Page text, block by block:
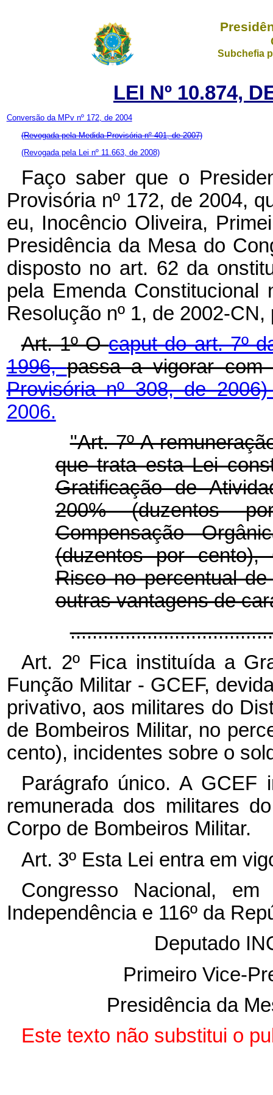
Subchefia
LEI Nº 10.874,
Conversão da MPv nº 172, de 2004
(Revogada pela Medida Provisória nº 401, de 2007)
(Revogada pela Lei nº 11.663, de 2008)
Faço saber que o
Provisória nº 172, de 2004,
eu, Inocêncio Oliveira,
Presidência da Mesa do
disposto no art. 62 da
pela Emenda
Resolução nº 1, de 2002-
Art. 1º Ocaput do art. 7º
1996,passa a vigorar
Provisória nº 308, de
2006.
"Art. 7º A
que trata esta Lei
Gratificação de
200% (duzentos
Compensação
(duzentos por cento),
Risco no percentual
outras vantagens de
Art. 2º Fica instituída a
Função Militar - GCEF,
privativo, aos militares do
de Bombeiros Militar, no
cento), incidentes sobre o
Parágrafo único. A GCEF
remunerada dos militares
Corpo de Bombeiros Militar.
Art. 3º Esta Lei entra em
Congresso Nacional,
Independência e 116º da
Deputado
Primeiro Vice-
Presidência da
Este texto não substitui o